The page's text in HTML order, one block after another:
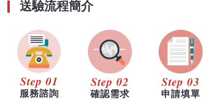
送驗流程簡介
Step 01
服務諮詢
Step 02
確認需求
Step 03
申請填單